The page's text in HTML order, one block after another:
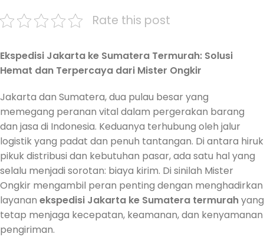
Rate this post
Ekspedisi Jakarta ke Sumatera Termurah: Solusi
Hemat dan Terpercaya dari Mister Ongkir
Jakarta dan Sumatera, dua pulau besar yang
memegang peranan vital dalam pergerakan barang
dan jasa di Indonesia. Keduanya terhubung oleh jalur
logistik yang padat dan penuh tantangan. Di antara hiruk
pikuk distribusi dan kebutuhan pasar, ada satu hal yang
selalu menjadi sorotan: biaya kirim. Di sinilah Mister
Ongkir mengambil peran penting dengan menghadirkan
layanan ekspedisi Jakarta ke Sumatera termurahyang
tetap menjaga kecepatan, keamanan, dan kenyamanan
pengiriman.